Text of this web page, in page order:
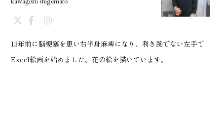
13年前に脳梗塞を患い右半身麻痺になり、利き腕でない左手で
Excel絵画を始めました。花の絵を描いています。